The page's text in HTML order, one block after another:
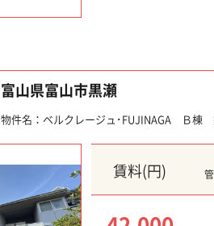
富山県富山市黒瀬
物件名：ベルクレージュ･FUJINAGA Ｂ
賃料(円)